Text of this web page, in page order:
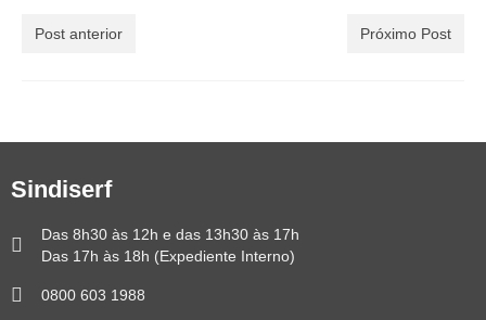
Post anterior Próximo Post
Sindiserf
Das 8h30 às 12h e das 13h30 às 17h
Das 17h às 18h (Expediente Interno)
0800 603 1988